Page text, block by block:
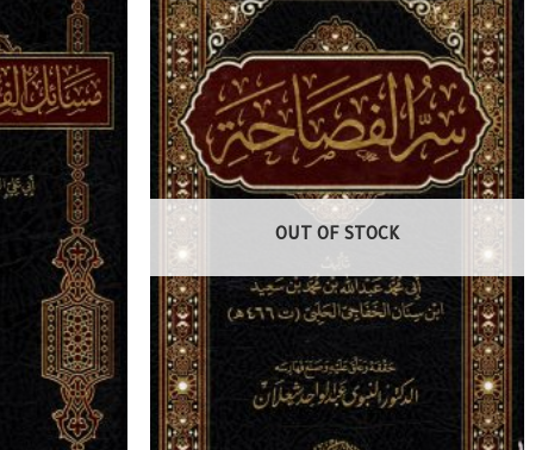
OUT OF STOCK